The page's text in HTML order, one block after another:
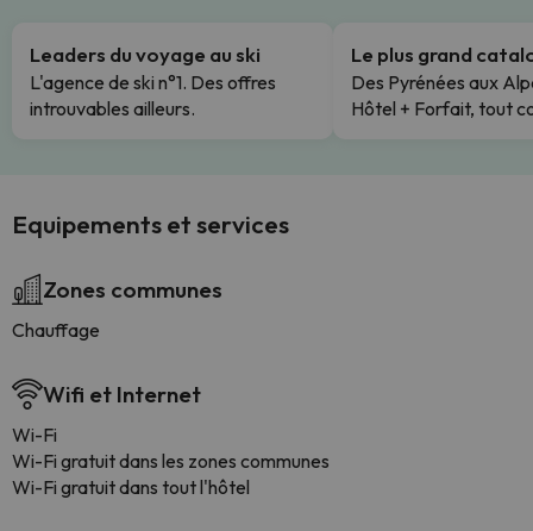
Leaders du voyage au ski
L'agence de ski n°1. Des offres
introuvables ailleurs.
Le plus grand
Des Pyrénées aux
Hôtel + Forfait, tout
Equipements et services
Zones communes
Chauffage
Wifi et Internet
Wi-Fi
Wi-Fi gratuit dans les zones communes
Wi-Fi gratuit dans tout l'hôtel